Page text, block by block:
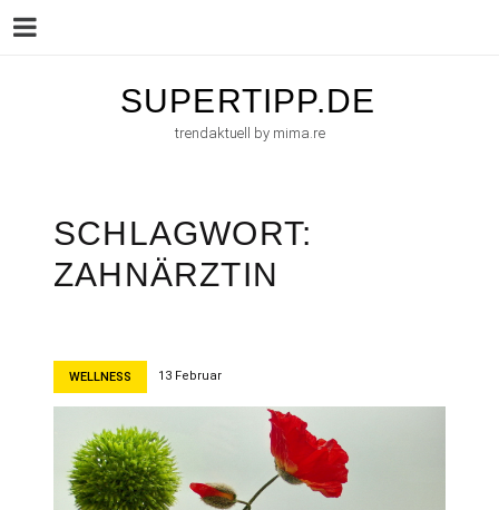
SUPERTIPP.DE
trendaktuell by mima.re
SCHLAGWORT:
ZAHNÄRZTIN
WELLNESS 13 Februar
Menu